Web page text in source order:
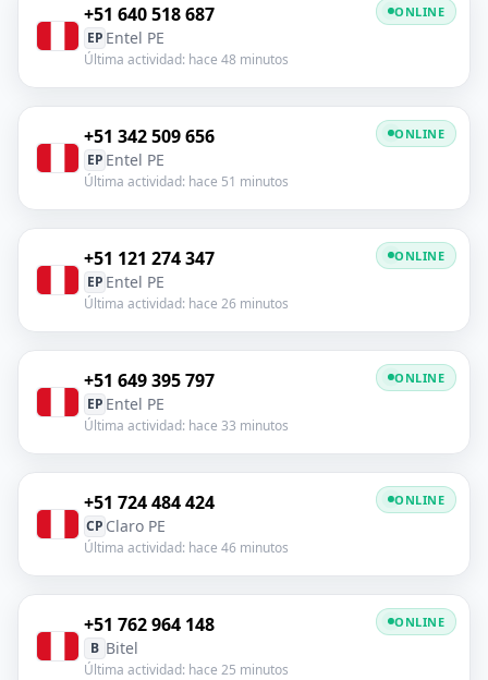
+51 640 518 687
EP Entel PE
Última actividad: hace 48 minutos
ONLINE
+51 342 509 656
EP Entel PE
Última actividad: hace 51 minutos
ONLINE
+51 121 274 347
EP Entel PE
Última actividad: hace 26 minutos
ONLINE
+51 649 395 797
EP Entel PE
Última actividad: hace 33 minutos
ONLINE
+51 724 484 424
CP Claro PE
Última actividad: hace 46 minutos
ONLINE
+51 762 964 148
B Bitel
Última actividad: hace 25 minutos
ONLINE